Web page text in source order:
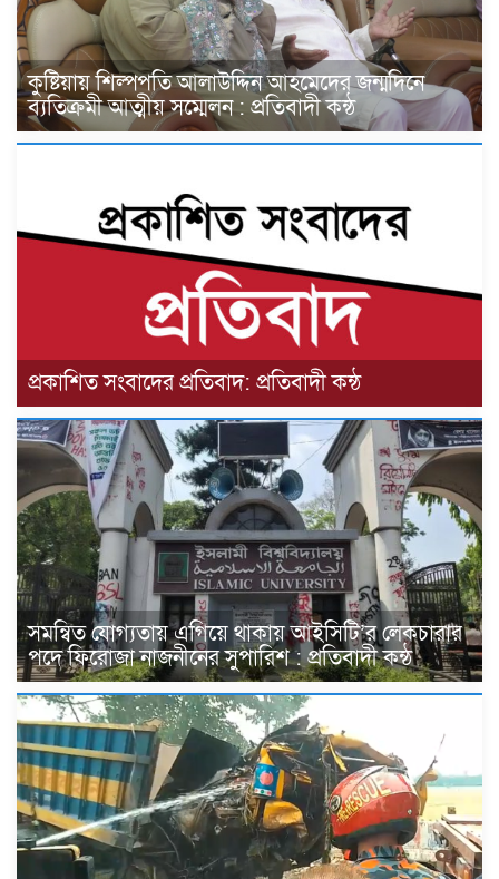
কুষ্টিয়ায় শিল্পপতি আলাউদ্দিন আহমেদের জন্মদিনে
ব্যতিক্রমী আত্মীয় সম্মেলন : প্রতিবাদী কন্ঠ
প্রকাশিত সংবাদের প্রতিবাদ: প্রতিবাদী কন্ঠ
সমন্বিত যোগ্যতায় এগিয়ে থাকায় আইসিটি’র লেকচারার
পদে ফিরোজা নাজনীনের সুপারিশ : প্রতিবাদী কন্ঠ